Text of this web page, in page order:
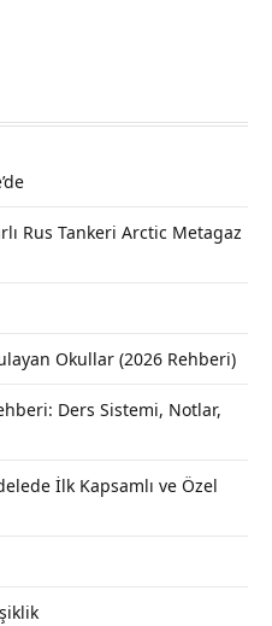
Rus Tankeri Arctic Metagaz
Okullar (2026 Rehberi)
Ders Sistemi, Notlar,
İlk Kapsamlı ve Özel